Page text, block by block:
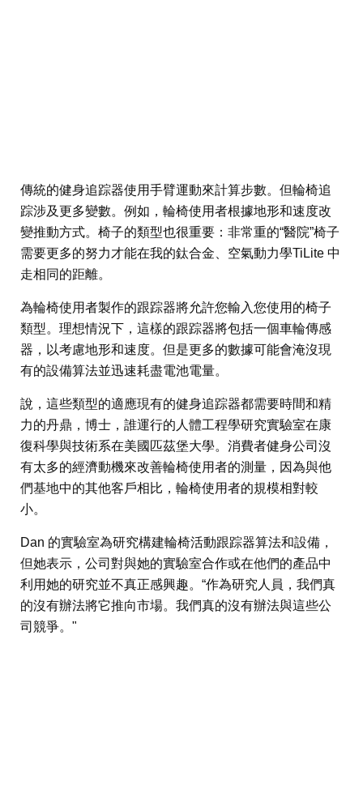
傳統的健身追踪器使用手臂運動來計算步數。但輪椅追
踪涉及更多變數。例如，輪椅使用者根據地形和速度改
變推動方式。椅子的類型也很重要：非常重的“醫院”椅子
需要更多的努力才能在我的鈦合金、空氣動力學TiLite 中
走相同的距離。
為輪椅使用者製作的跟踪器將允許您輸入您使用的椅子
類型。理想情況下，這樣的跟踪器將包括一個車輪傳感
器，以考慮地形和速度。但是更多的數據可能會淹沒現
有的設備算法並迅速耗盡電池電量。
說，這些類型的適應現有的健身追踪器都需要時間和精
力的丹鼎，博士，誰運行的人體工程學研究實驗室在康
復科學與技術系在美國匹茲堡大學。消費者健身公司沒
有太多的經濟動機來改善輪椅使用者的測量，因為與他
們基地中的其他客戶相比，輪椅使用者的規模相對較
小。
Dan 的實驗室為研究構建輪椅活動跟踪器算法和設備，
但她表示，公司對與她的實驗室合作或在他們的產品中
利用她的研究並不真正感興趣。“作為研究人員，我們真
的沒有辦法將它推向市場。我們真的沒有辦法與這些公
司競爭。"